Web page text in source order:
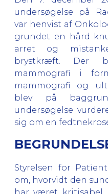
undersøgelse på
var henvist af
grundet en hård
arret og
brystkræft. Der
mammografi i
mammografi og
blev på
undersøgelse
sig om en
Styrelsen for
om, hvorvidt den
har været